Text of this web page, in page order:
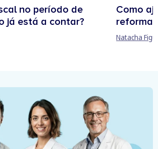
no período de
já está a contar?
Como
reforma
Natacha